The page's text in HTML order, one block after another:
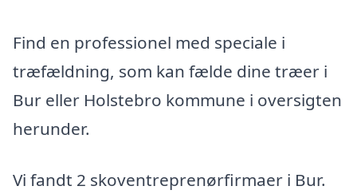
Find en professionel med speciale i
træfældning, som kan fælde dine træer i
Bur eller Holstebro kommune i oversigten
herunder.
Vi fandt 2 skoventreprenørfirmaer i Bur.